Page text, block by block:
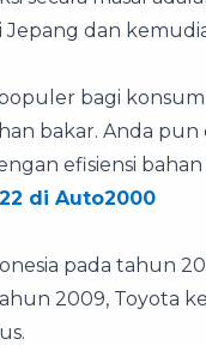
dan
bagi
bakar. Anda
efisiensi bahan
di Auto2000
pada tahun
2009, Toyota